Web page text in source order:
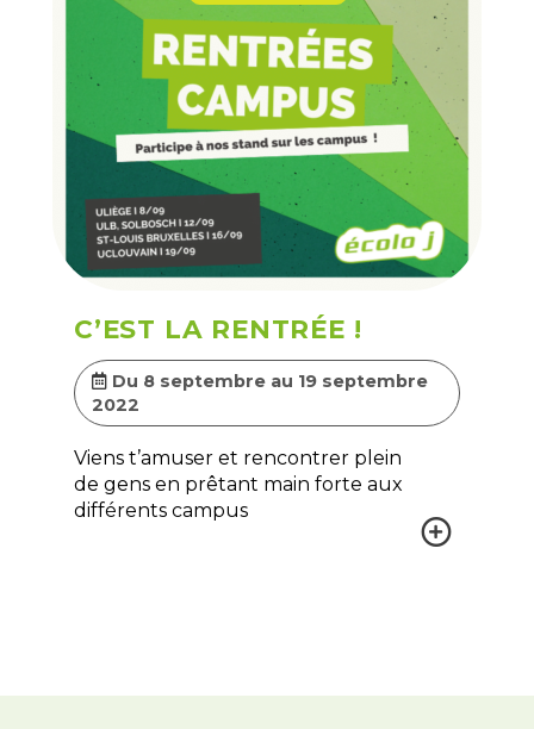
C’EST LA RENTRÉE !
Du 8 septembre au 19 septembre
2022
Viens t’amuser et rencontrer plein
de gens en prêtant main forte aux
différents campus